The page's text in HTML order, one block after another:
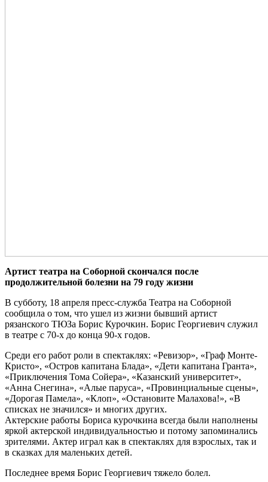
Артист театра на Соборной скончался после
продолжительной болезни на 79 году жизни
В субботу, 18 апреля пресс-служба Театра на Соборной
сообщила о том, что ушел из жизни бывший артист
рязанского ТЮЗа Борис Курочкин. Борис Георгиевич служил
в театре с 70-х до конца 90-х годов.
Среди его работ роли в спектаклях: «Ревизор», «Граф Монте-
Кристо», «Остров капитана Блада», «Дети капитана Гранта»,
«Приключения Тома Сойера», «Казанский университет»,
«Анна Снегина», «Алые паруса», «Провинциальные сцены»,
«Дорогая Памела», «Клоп», «Остановите Малахова!», «В
списках не значился» и многих других.
Актерские работы Бориса курочкина всегда были наполнены
яркой актерской индивидуальностью и потому запоминались
зрителями. Актер играл как в спектаклях для взрослых, так и
в сказках для маленьких детей.
Последнее время Борис Георгиевич тяжело болел.